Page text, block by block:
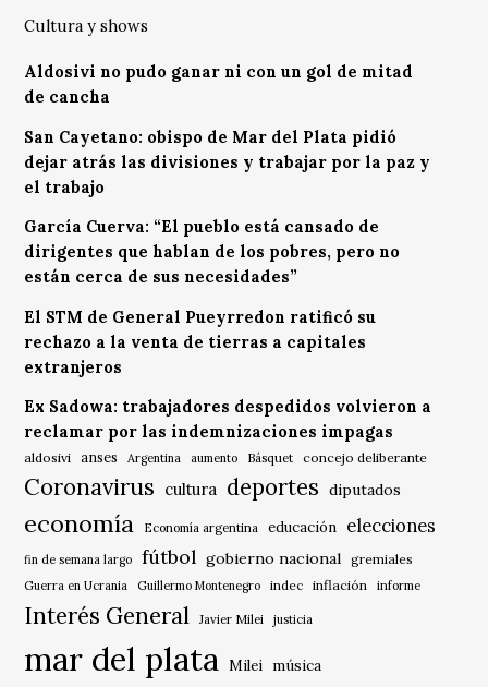
Cultura y shows
Aldosivi no pudo ganar ni con un gol de mitad
de cancha
San Cayetano: obispo de Mar del Plata pidió
dejar atrás las divisiones y trabajar por la paz y
el trabajo
García Cuerva: “El pueblo está cansado de
dirigentes que hablan de los pobres, pero no
están cerca de sus necesidades”
El STM de General Pueyrredon ratificó su
rechazo a la venta de tierras a capitales
extranjeros
Ex Sadowa: trabajadores despedidos volvieron a
reclamar por las indemnizaciones impagas
aldosivi anses Argentina aumento Básquet concejo deliberante
Coronavirus cultura deportes diputados
economía Economía argentina educación elecciones
fin de semana largo fútbol gobierno nacional gremiales
Guerra en Ucrania Guillermo Montenegro indec inflación informe
Interés General Javier Milei justicia
mar del plata Milei música